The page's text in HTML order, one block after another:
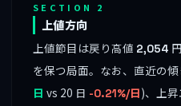
SECTION 2
上値方向
上値節目は戻り高値 2,054
を保つ局面。なお、直近の
日 vs 20 日 -0.21%/日)、上